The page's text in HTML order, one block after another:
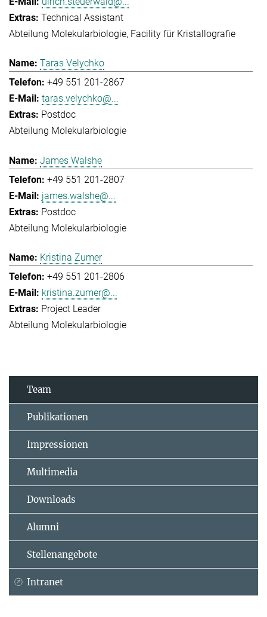
Technical Assistant
Abteilung Molekularbiologie Facility für Kristallografie
Taras Velychko
+49 551 201-2867
taras.velychko@...
Postdoc
Abteilung Molekularbiologie
James Walshe
+49 551 201-2807
james.walshe@...
Postdoc
Abteilung Molekularbiologie
Kristina Zumer
+49 551 201-2806
kristina.zumer@...
Project Leader
Abteilung Molekularbiologie
Team
Publikationen
Impressionen
Multimedia
Downloads
Alumni
Stellenangebote
Intranet